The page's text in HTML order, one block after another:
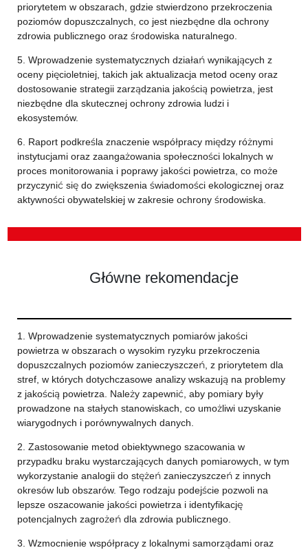
priorytetem w obszarach, gdzie stwierdzono przekroczenia
poziomów dopuszczalnych, co jest niezbędne dla ochrony
zdrowia publicznego oraz środowiska naturalnego.
5. Wprowadzenie systematycznych działań wynikających z
oceny pięcioletniej, takich jak aktualizacja metod oceny oraz
dostosowanie strategii zarządzania jakością powietrza, jest
niezbędne dla skutecznej ochrony zdrowia ludzi i
ekosystemów.
6. Raport podkreśla znaczenie współpracy między różnymi
instytucjami oraz zaangażowania społeczności lokalnych w
proces monitorowania i poprawy jakości powietrza, co może
przyczynić się do zwiększenia świadomości ekologicznej oraz
aktywności obywatelskiej w zakresie ochrony środowiska.
Główne rekomendacje
1. Wprowadzenie systematycznych pomiarów jakości
powietrza w obszarach o wysokim ryzyku przekroczenia
dopuszczalnych poziomów zanieczyszczeń, z priorytetem dla
stref, w których dotychczasowe analizy wskazują na problemy
z jakością powietrza. Należy zapewnić, aby pomiary były
prowadzone na stałych stanowiskach, co umożliwi uzyskanie
wiarygodnych i porównywalnych danych.
2. Zastosowanie metod obiektywnego szacowania w
przypadku braku wystarczających danych pomiarowych, w tym
wykorzystanie analogii do stężeń zanieczyszczeń z innych
okresów lub obszarów. Tego rodzaju podejście pozwoli na
lepsze oszacowanie jakości powietrza i identyfikację
potencjalnych zagrożeń dla zdrowia publicznego.
3. Wzmocnienie współpracy z lokalnymi samorządami oraz